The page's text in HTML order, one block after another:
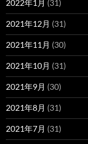
2022年1月 (31)
2021年12月 (31)
2021年11月 (30)
2021年10月 (31)
2021年9月 (30)
2021年8月 (31)
2021年7月 (31)